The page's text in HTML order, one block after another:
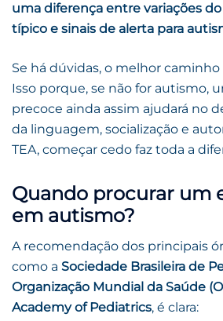
uma diferença entre variações
típico e sinais de alerta para
Se há dúvidas, o melhor caminho
Isso porque, se não for autismo,
precoce ainda assim ajudará no
da linguagem, socialização e
TEA, começar cedo faz toda a
Quando procurar um
em autismo?
A recomendação dos principais
como a Sociedade Brasileira de
Organização Mundial da Saúde
Academy of Pediatrics, é clara: